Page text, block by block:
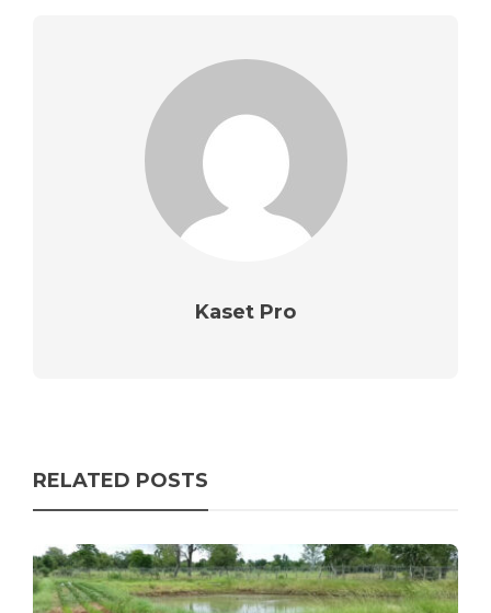
Kaset Pro
RELATED POSTS